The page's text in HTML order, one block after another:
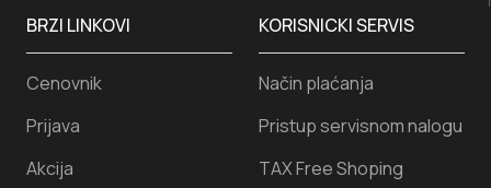
KORISNICKI SERVIS
Način plaćanja
Pristup servisnom nalogu
TAX Free Shoping
BRZI LINKOVI
Cenovnik
Prijava
Akcija